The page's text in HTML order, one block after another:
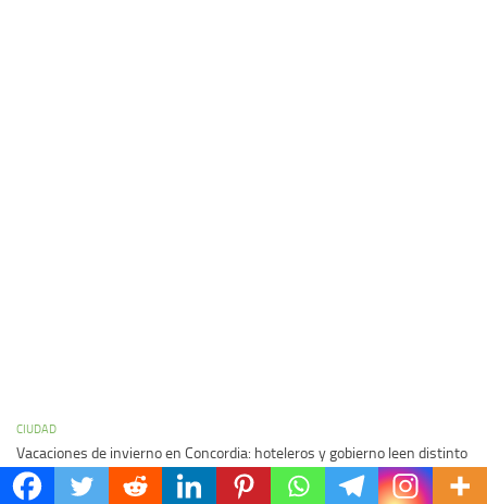
CIUDAD
Vacaciones de invierno en Concordia: hoteleros y gobierno leen distinto
la misma temporada
06/08/2026